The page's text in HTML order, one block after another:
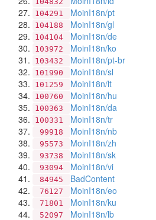
104291 MoinI18n/pt
104188 MoinI18n/gl
104104 MoinI18n/de
103972 MoinI18n/ko
103432 MoinI18n/pt-br
101990 MoinI18n/sl
101259 MoinI18n/lt
100760 MoinI18n/hu
100363 MoinI18n/da
100331 MoinI18n/tr
99918 MoinI18n/nb
95573 MoinI18n/zh
93738 MoinI18n/sk
93094 MoinI18n/vi
84945 BadContent
76127 MoinI18n/eo
71801 MoinI18n/ku
52097 MoinI18n/lb